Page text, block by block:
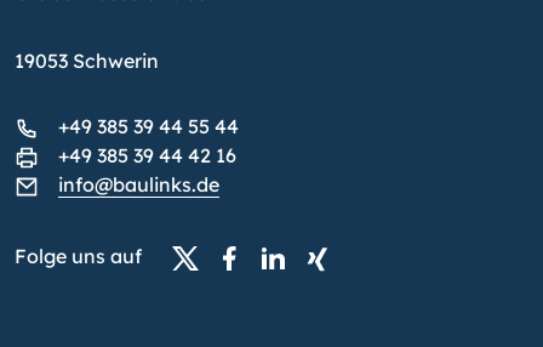
19053 Schwerin
+49 385 39 44 55 44
+49 385 39 44 42 16
info@baulinks.de
Folge uns auf